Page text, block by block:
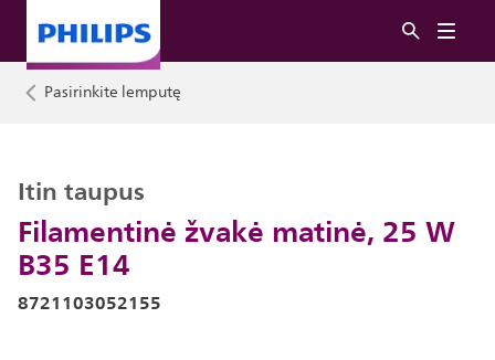
Pasirinkite lemputę
Filamentinė žvakė matinė, 25 W
B35 E14
Itin taupus
8721103052155